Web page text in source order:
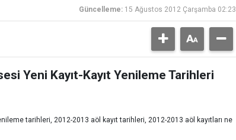
Güncelleme: 15 Ağustos 2012 Çarşamba 02:23
Yeni Kayıt-Kayıt Yenileme Tarihleri
tarihleri, 2012-2013 aöl kayıt tarihleri, 2012-2013 aöl kayıtları ne